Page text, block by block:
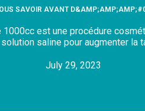
SAVOIR AVANT
est une procédure
saline pour augmenter la
July 29, 2023